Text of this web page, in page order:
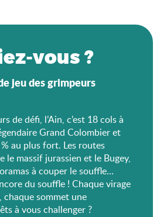
vous ?
jeu des grimpeurs
de défi, l’Ain, c’est 18 cols à
Grand Colombier et
au plus fort. Les routes
le massif jurassien et le Bugey,
à couper le souffle…
du souffle ! Chaque virage
sommet une
à vous challenger ?